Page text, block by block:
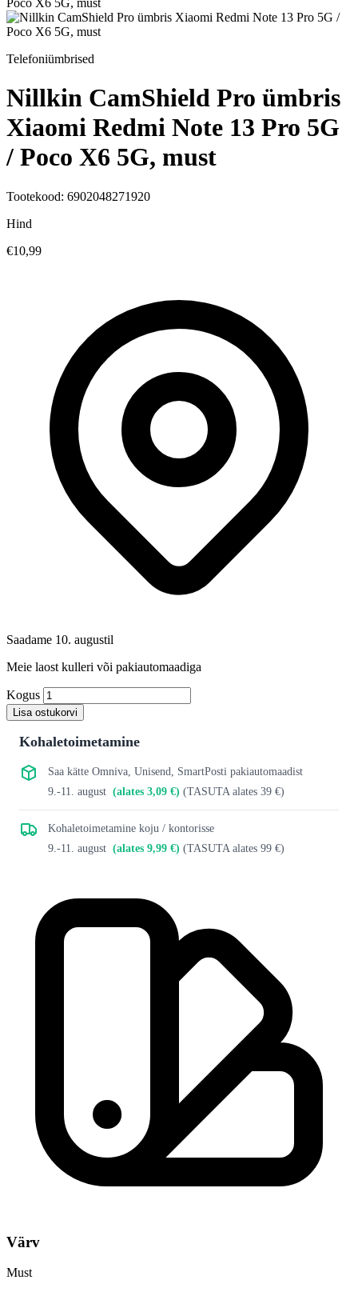
Telefoniümbrised
Nillkin CamShield Pro ümbris
Xiaomi Redmi Note 13 Pro 5G
/ Poco X6 5G, must
Tootekood: 6902048271920
Hind
€10,99
Saadame 10. augustil
Meie laost kulleri või pakiautomaadiga
Kogus
Lisa ostukorvi
Kohaletoimetamine
Saa kätte Omniva, Unisend, SmartPosti pakiautomaadist
9.-11. august (alates 3,09 €) (TASUTA alates 39 €)
Kohaletoimetamine koju / kontorisse
9.-11. august (alates 9,99 €) (TASUTA alates 99 €)
Värv
Must